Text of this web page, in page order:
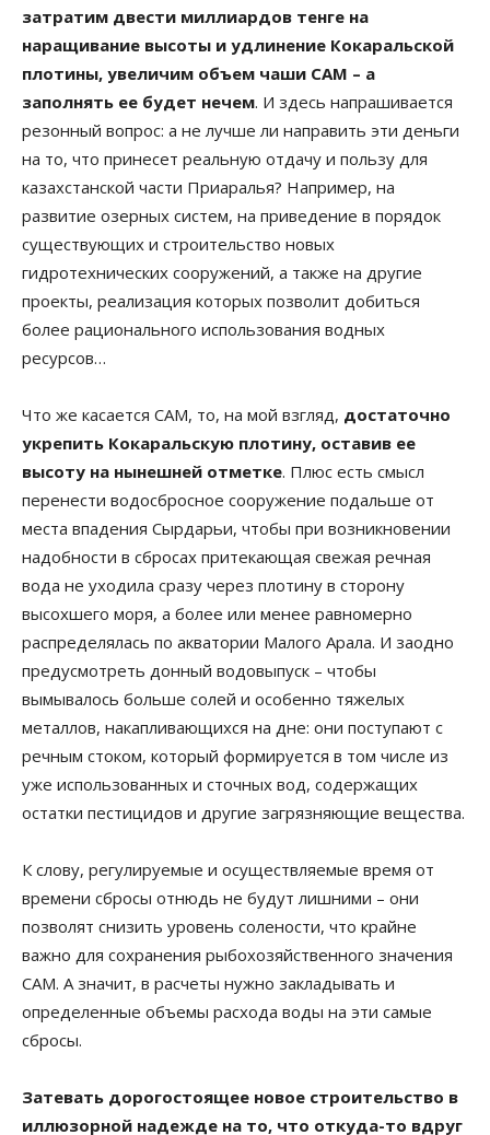
затратим двести миллиардов тенге на
наращивание высоты и удлинение Кокаральской
плотины, увеличим объем чаши САМ – а
заполнять ее будет нечем. И здесь напрашивается
резонный вопрос: а не лучше ли направить эти деньги
на то, что принесет реальную отдачу и пользу для
казахстанской части Приаралья? Например, на
развитие озерных систем, на приведение в порядок
существующих и строительство новых
гидротехнических сооружений, а также на другие
проекты, реализация которых позволит добиться
более рационального использования водных
ресурсов…
Что же касается САМ, то, на мой взгляд, достаточно
укрепить Кокаральскую плотину, оставив ее
высоту на нынешней отметке. Плюс есть смысл
перенести водосбросное сооружение подальше от
места впадения Сырдарьи, чтобы при возникновении
надобности в сбросах притекающая свежая речная
вода не уходила сразу через плотину в сторону
высохшего моря, а более или менее равномерно
распределялась по акватории Малого Арала. И заодно
предусмотреть донный водовыпуск – чтобы
вымывалось больше солей и особенно тяжелых
металлов, накапливающихся на дне: они поступают с
речным стоком, который формируется в том числе из
уже использованных и сточных вод, содержащих
остатки пестицидов и другие загрязняющие вещества.
К слову, регулируемые и осуществляемые время от
времени сбросы отнюдь не будут лишними – они
позволят снизить уровень солености, что крайне
важно для сохранения рыбохозяйственного значения
САМ. А значит, в расчеты нужно закладывать и
определенные объемы расхода воды на эти самые
сбросы.
Затевать дорогостоящее новое строительство в
иллюзорной надежде на то, что откуда-то вдруг